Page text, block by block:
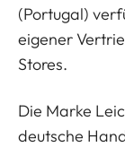
(Portugal)
eigener
Stores.
Die Marke
deutsche